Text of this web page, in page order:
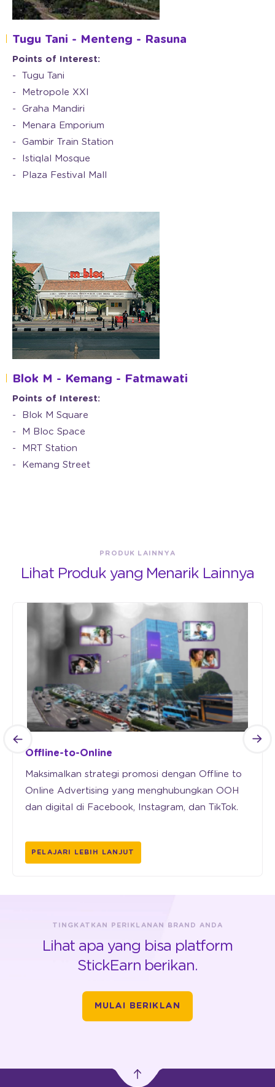
Tugu Tani - Menteng - Rasuna
Points of Interest:
Tugu Tani
Metropole XXI
Graha Mandiri
Menara Emporium
Gambir Train Station
Istiqlal Mosque
Plaza Festival Mall
Blok M - Kemang - Fatmawati
Points of Interest:
Blok M Square
M Bloc Space
MRT Station
Kemang Street
PRODUK LAINNYA
Lihat Produk yang Menarik Lainnya
Offline-to-Online
Maksimalkan strategi promosi dengan Offline to
Online Advertising yang menghubungkan OOH
dan digital di Facebook, Instagram, dan TikTok.
PELAJARI LEBIH LANJUT
TINGKATKAN PERIKLANAN BRAND ANDA
Lihat apa yang bisa platform
StickEarn berikan.
MULAI BERIKLAN